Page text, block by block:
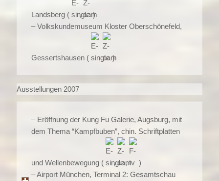
Landsberg ( ,
)
– Volkskundemuseum Kloster Oberschönefeld,
Gessertshausen ( , )
Ausstellungen 2007
– Eröffnung der Kung Fu Galerie, Augsburg, mit
dem Thema “Kampfbuben”, chin. Schriftplatten
und Wellenbewegung ( , ,
)
– Airport München, Terminal 2: Gesamtschau